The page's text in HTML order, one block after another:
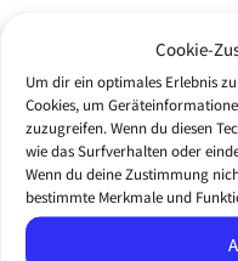
Cookie-
Um dir ein optimales Erlebnis
Cookies, um
zuzugreifen. Wenn du diesen
wie das Surfverhalten oder
Wenn du deine Zustimmung
bestimmte Merkmale und
Qualitätsleitfaden,
Orientierung
– sie ist die Basis